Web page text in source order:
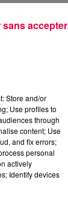
Store and/or
Use profiles to
through
content; Use
and fix errors;
personal
actively
Identify devices
accepter